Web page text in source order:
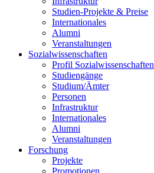
Studien-Projekte & Preise
Internationales
Alumni
Veranstaltungen
Sozialwissenschaften
Profil Sozialwissenschaften
Studiengänge
Studium/Ämter
Personen
Infrastruktur
Internationales
Alumni
Veranstaltungen
Forschung
Projekte
Promotionen